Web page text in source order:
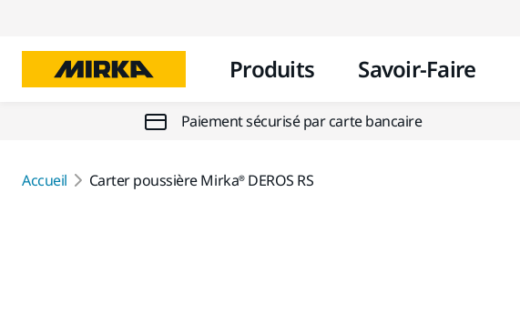
Produits Savoir-Faire
Paiement sécurisé par carte bancaire
Accueil Carter poussière Mirka® DEROS RS